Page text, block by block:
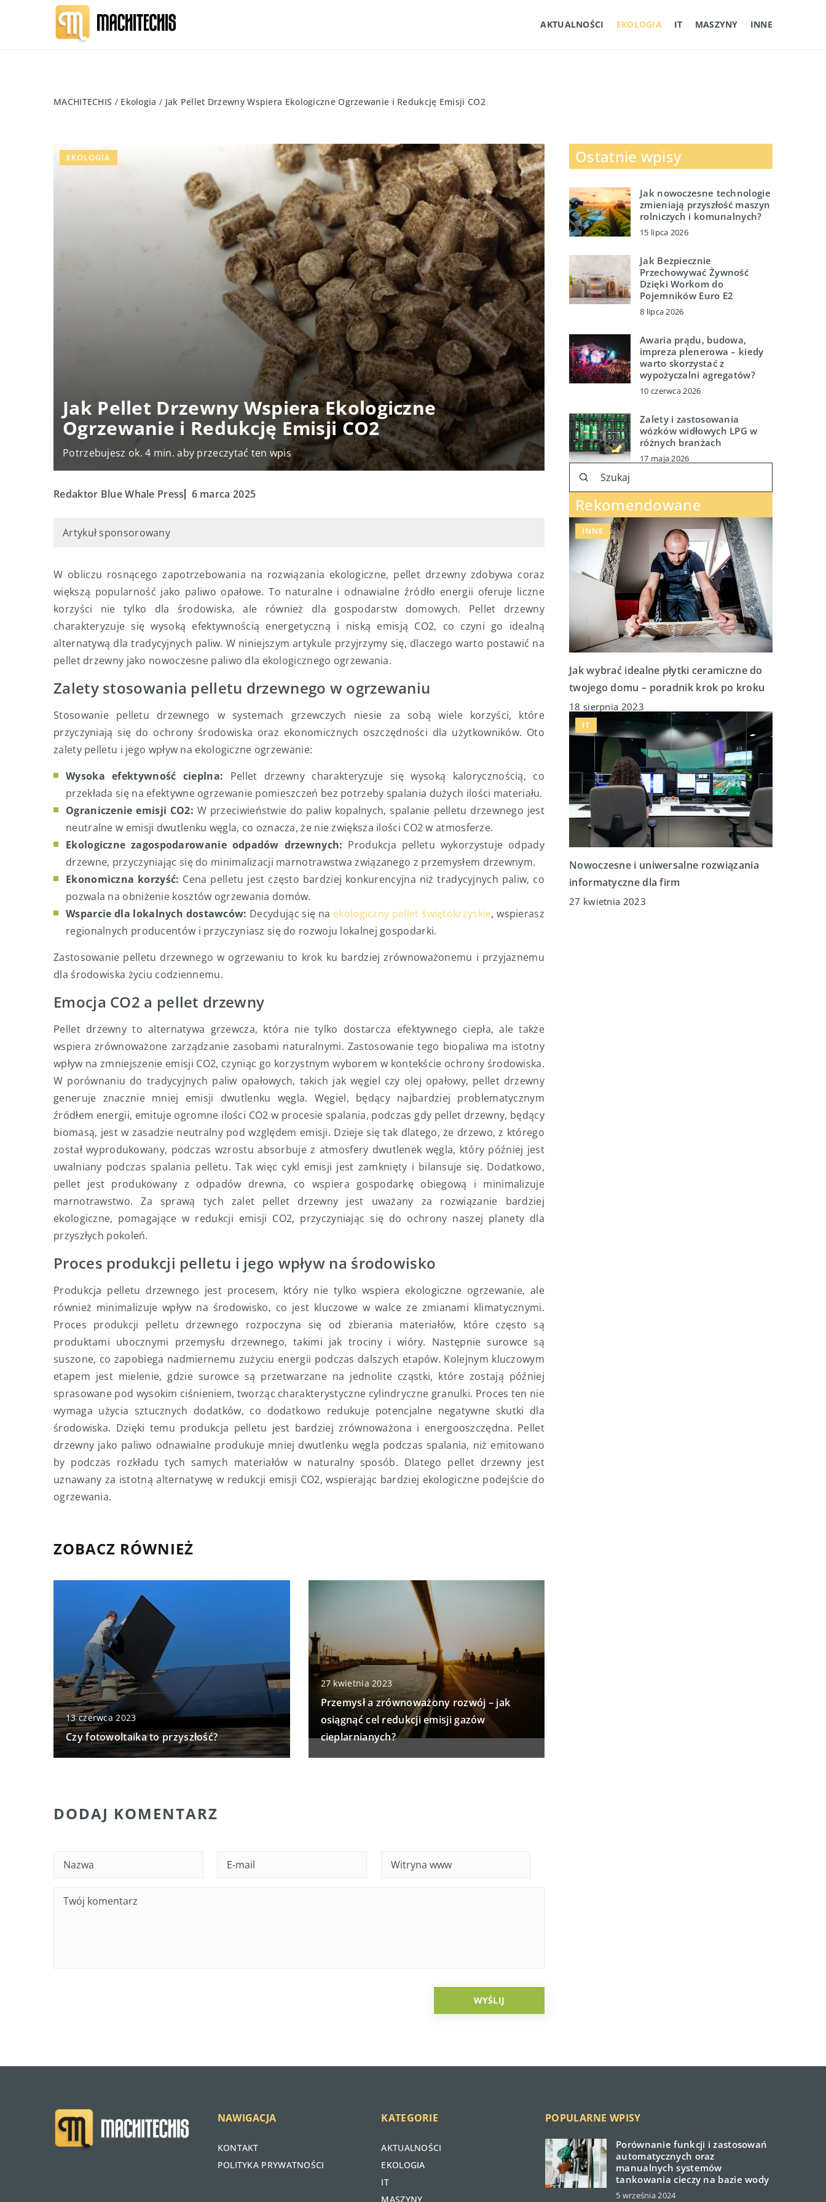
AKTUALNOŚCI EKOLOGIA IT MASZYNY INNE
MACHITECHIS / Ekologia / Jak Pellet Drzewny Wspiera Ekologiczne Ogrzewanie i Redukcję Emisji CO2
Jak Pellet Drzewny Wspiera Ekologiczne
Ogrzewanie i Redukcję Emisji CO2
Potrzebujesz ok. 4 min. aby przeczytać ten wpis
EKOLOGIA
Redaktor Blue Whale Press 6 marca 2025
Artykuł sponsorowany
W obliczu rosnącego zapotrzebowania na rozwiązania ekologiczne, pellet drzewny zdobywa coraz
większą popularność jako paliwo opałowe. To naturalne i odnawialne źródło energii oferuje liczne
korzyści nie tylko dla środowiska, ale również dla gospodarstw domowych. Pellet drzewny
charakteryzuje się wysoką efektywnością energetyczną i niską emisją CO2, co czyni go idealną
alternatywą dla tradycyjnych paliw. W niniejszym artykule przyjrzymy się, dlaczego warto postawić na
pellet drzewny jako nowoczesne paliwo dla ekologicznego ogrzewania.
Zalety stosowania pelletu drzewnego w ogrzewaniu
Stosowanie pelletu drzewnego w systemach grzewczych niesie za sobą wiele korzyści, które
przyczyniają się do ochrony środowiska oraz ekonomicznych oszczędności dla użytkowników. Oto
zalety pelletu i jego wpływ na ekologiczne ogrzewanie:
Wysoka efektywność cieplna: Pellet drzewny charakteryzuje się wysoką kalorycznością, co
przekłada się na efektywne ogrzewanie pomieszczeń bez potrzeby spalania dużych ilości materiału.
Ograniczenie emisji CO2: W przeciwieństwie do paliw kopalnych, spalanie pelletu drzewnego jest
neutralne w emisji dwutlenku węgla, co oznacza, że nie zwiększa ilości CO2 w atmosferze.
Ekologiczne zagospodarowanie odpadów drzewnych: Produkcja pelletu wykorzystuje odpady
drzewne, przyczyniając się do minimalizacji marnotrawstwa związanego z przemysłem drzewnym.
Ekonomiczna korzyść: Cena pelletu jest często bardziej konkurencyjna niż tradycyjnych paliw, co
pozwala na obniżenie kosztów ogrzewania domów.
Wsparcie dla lokalnych dostawców: Decydując się na ekologiczny pellet świętokrzyskie, wspierasz
regionalnych producentów i przyczyniasz się do rozwoju lokalnej gospodarki.
Zastosowanie pelletu drzewnego w ogrzewaniu to krok ku bardziej zrównoważonemu i przyjaznemu
dla środowiska życiu codziennemu.
Emocja CO2 a pellet drzewny
Pellet drzewny to alternatywa grzewcza, która nie tylko dostarcza efektywnego ciepła, ale także
wspiera zrównoważone zarządzanie zasobami naturalnymi. Zastosowanie tego biopaliwa ma istotny
wpływ na zmniejszenie emisji CO2, czyniąc go korzystnym wyborem w kontekście ochrony środowiska.
W porównaniu do tradycyjnych paliw opałowych, takich jak węgiel czy olej opałowy, pellet drzewny
generuje znacznie mniej emisji dwutlenku węgla. Węgiel, będący najbardziej problematycznym
źródłem energii, emituje ogromne ilości CO2 w procesie spalania, podczas gdy pellet drzewny, będący
biomasą, jest w zasadzie neutralny pod względem emisji. Dzieje się tak dlatego, że drzewo, z którego
został wyprodukowany, podczas wzrostu absorbuje z atmosfery dwutlenek węgla, który później jest
uwalniany podczas spalania pelletu. Tak więc cykl emisji jest zamknięty i bilansuje się. Dodatkowo,
pellet jest produkowany z odpadów drewna, co wspiera gospodarkę obiegową i minimalizuje
marnotrawstwo. Za sprawą tych zalet pellet drzewny jest uważany za rozwiązanie bardziej
ekologiczne, pomagające w redukcji emisji CO2, przyczyniając się do ochrony naszej planety dla
przyszłych pokoleń.
Proces produkcji pelletu i jego wpływ na środowisko
Produkcja pelletu drzewnego jest procesem, który nie tylko wspiera ekologiczne ogrzewanie, ale
również minimalizuje wpływ na środowisko, co jest kluczowe w walce ze zmianami klimatycznymi.
Proces produkcji pelletu drzewnego rozpoczyna się od zbierania materiałów, które często są
produktami ubocznymi przemysłu drzewnego, takimi jak trociny i wióry. Następnie surowce są
suszone, co zapobiega nadmiernemu zużyciu energii podczas dalszych etapów. Kolejnym kluczowym
etapem jest mielenie, gdzie surowce są przetwarzane na jednolite cząstki, które zostają później
sprasowane pod wysokim ciśnieniem, tworząc charakterystyczne cylindryczne granulki. Proces ten nie
wymaga użycia sztucznych dodatków, co dodatkowo redukuje potencjalne negatywne skutki dla
środowiska. Dzięki temu produkcja pelletu jest bardziej zrównoważona i energooszczędna. Pellet
drzewny jako paliwo odnawialne produkuje mniej dwutlenku węgla podczas spalania, niż emitowano
by podczas rozkładu tych samych materiałów w naturalny sposób. Dlatego pellet drzewny jest
uznawany za istotną alternatywę w redukcji emisji CO2, wspierając bardziej ekologiczne podejście do
ogrzewania.
ZOBACZ RÓWNIEŻ
13 czerwca 2023
Czy fotowoltaika to przyszłość?
27 kwietnia 2023
Przemysł a zrównoważony rozwój – jak
osiągnąć cel redukcji emisji gazów
cieplarnianych?
Ostatnie wpisy
Jak nowoczesne technologie
zmieniają przyszłość maszyn
rolniczych i komunalnych?
15 lipca 2026
Jak Bezpiecznie
Przechowywać Żywność
Dzięki Workom do
Pojemników Euro E2
8 lipca 2026
Awaria prądu, budowa,
impreza plenerowa – kiedy
warto skorzystać z
wypożyczalni agregatów?
10 czerwca 2026
Zalety i zastosowania
wózków widłowych LPG w
różnych branżach
17 maja 2026
Rekomendowane
INNE
Jak wybrać idealne płytki ceramiczne do
twojego domu – poradnik krok po kroku
18 sierpnia 2023
IT
Nowoczesne i uniwersalne rozwiązania
informatyczne dla firm
27 kwietnia 2023
DODAJ KOMENTARZ
NAWIGACJA
KONTAKT
POLITYKA PRYWATNOŚCI
KATEGORIE
AKTUALNOŚCI
EKOLOGIA
IT
MASZYNY
POPULARNE WPISY
Porównanie funkcji i zastosowań
automatycznych oraz
manualnych systemów
tankowania cieczy na bazie wody
5 września 2024